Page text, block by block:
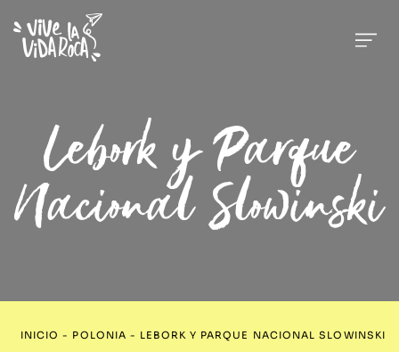
Lebork y Parque
Nacional Slowinski
INICIO - POLONIA - LEBORK Y PARQUE NACIONAL SLOWINSKI